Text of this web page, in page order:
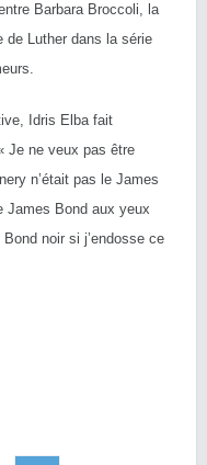
Barbara Broccoli, la
de Luther dans la série
Idris Elba fait
Je ne veux pas être
n’était pas le James
James Bond aux yeux
noir si j’endosse ce